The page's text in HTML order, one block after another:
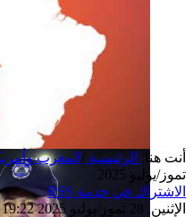
أنت هنا: الرئيسية المغرب
تموز/يوليو 2025
الاشتراك في خدمة RSS
الإثنين, 28 تموز/يوليو 2025 19:22